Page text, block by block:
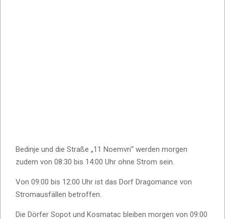
Bedinje und die Straße „11 Noemvri“ werden morgen
zudem von 08:30 bis 14:00 Uhr ohne Strom sein.
Von 09:00 bis 12:00 Uhr ist das Dorf Dragomance von
Stromausfällen betroffen.
Die Dörfer Sopot und Kosmatac bleiben morgen von 09:00